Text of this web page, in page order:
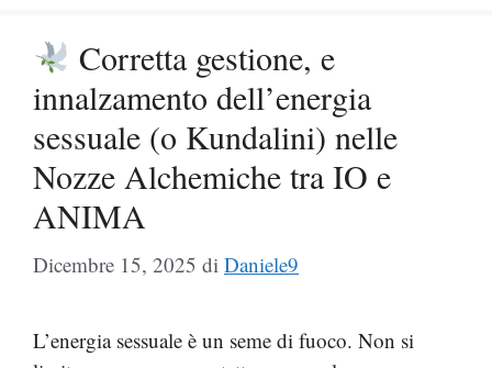
Corretta gestione, e
innalzamento dell’energia
sessuale (o Kundalini) nelle
Nozze Alchemiche tra IO e
ANIMA
Dicembre 15, 2025 di Daniele9
L’energia sessuale è un seme di fuoco. Non si